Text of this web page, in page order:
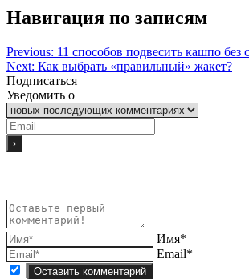
Навигация по записям
Previous: 11 способов подвесить кашпо без
Next: Как выбрать «правильный» жакет?
Подписаться
Уведомить о
Имя*
Email*